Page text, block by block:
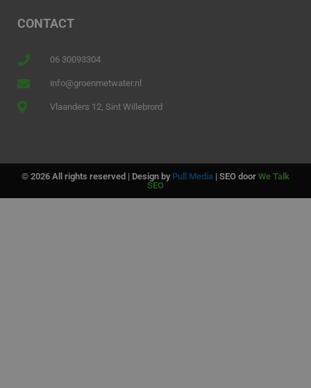
CONTACT
06 30093304
info@groenmetwater.nl
Vlaanders 12, Sint Willebrord
© 2026 All rights reserved | Design by Pull Media | SEO door We Talk
SEO